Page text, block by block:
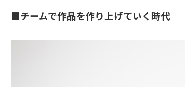
■チームで作品を作り上げていく時代